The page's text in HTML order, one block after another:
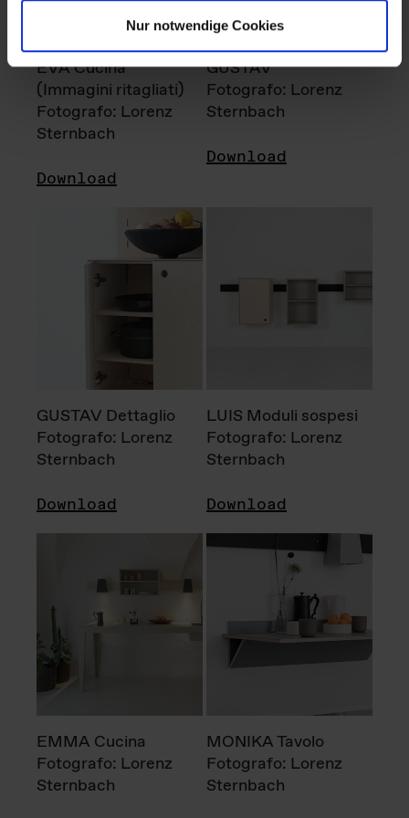
Nur notwendige Cookies
EVA Cucina
(Immagini ritagliati)
Fotografo: Lorenz
Sternbach
Download
GUSTAV
Fotografo: Lorenz
Sternbach
Download
GUSTAV Dettaglio
Fotografo: Lorenz
Sternbach
Download
LUIS Moduli sospesi
Fotografo: Lorenz
Sternbach
Download
EMMA Cucina
Fotografo: Lorenz
Sternbach
MONIKA Tavolo
Fotografo: Lorenz
Sternbach